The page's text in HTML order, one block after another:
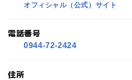
オフィシャル（公式）サイト
電話番号
0944-72-2424
住所